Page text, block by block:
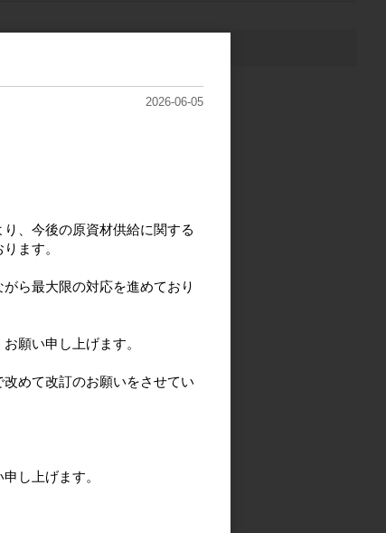
2026-06-05
、今後の原資材供給に関する
ます。
ら最大限の対応を進めており
願い申し上げます。
めて改訂のお願いをさせてい
し上げます。